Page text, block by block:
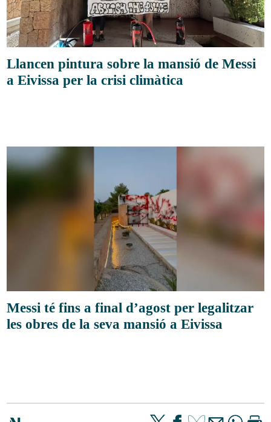
Llancen pintura sobre la mansió de Messi
a Eivissa per la crisi climàtica
Messi té fins a final d’agost per legalitzar
les obres de la seva mansió a Eivissa